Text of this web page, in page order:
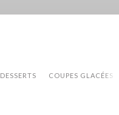
DESSERTS COUPES GLACÉES